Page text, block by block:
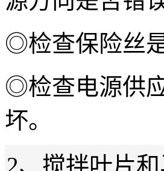
◎检查保险丝
◎检查电源供
坏。
2、搅拌叶片